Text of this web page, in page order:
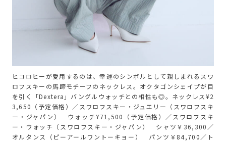
ヒコロヒーが愛用するのは、幸運のシンボルとして親しまれるスワ
ロフスキーの馬蹄モチーフのネックレス。オクタゴンシェイプが目
を引く「Dextera」バングルウォッチとの相性も◎。ネックレス¥2
3,650（予定価格）／スワロフスキー・ジュエリー（スワロフスキ
ー・ジャパン） ウォッチ¥71,500（予定価格）／スワロフスキ
ー・ウォッチ（スワロフスキー・ジャパン） シャツ￥36,300／
オルタンス（ピーアールワントーキョー） パンツ￥84,700／ト